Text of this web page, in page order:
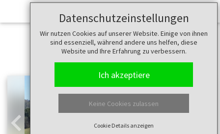
Datenschutzeinstellungen
Wir nutzen Cookies auf unserer Website. Einige von ihnen
sind essenziell, während andere uns helfen, diese
Website und Ihre Erfahrung zu verbessern.
Ich akzeptiere
Keine Cookies zulassen
Cookie Details anzeigen
Zurück